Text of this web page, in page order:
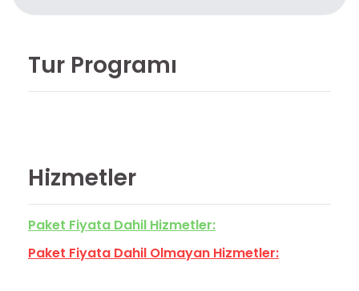
Tur Programı
Hizmetler
Paket Fiyata Dahil Hizmetler:
Paket Fiyata Dahil Olmayan Hizmetler: